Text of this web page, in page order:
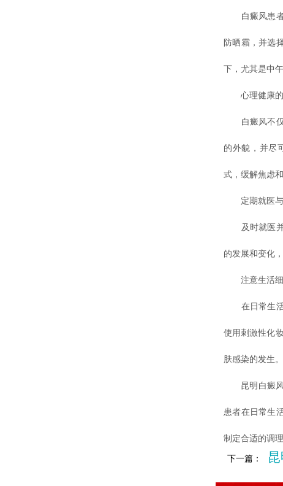
白癜风患者
防晒霜，并选
下，尤其是中
心理健康的
白癜风不仅
的外貌，并尽
式，缓解焦虑
定期就医与
及时就医并
的发展和变化
注意生活
在日常生活
使用刺激性化
肤感染的发生。
昆明白癜风
患者在日常生
制定合适的调
下一篇：